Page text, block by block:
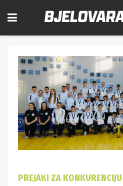
PREJAKI ZA KONKURENCIJU